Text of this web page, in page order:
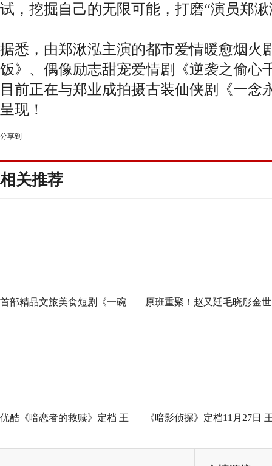
试，挖掘自己的无限可能，打磨“演员郑湫
据悉，由郑湫泓主演的都市爱情暖愈烟火
饭》、偶像励志甜宠爱情剧《逆袭之偷心
目前正在与郑业成拍摄古装仙侠剧《一念
呈现！
分享到
相关推荐
首部精品文旅美食短剧《一碗 原班重聚！赵又廷毛晓彤金世
优酷《暗恋者的救赎》定档 王 《暗影侦探》定档11月27日